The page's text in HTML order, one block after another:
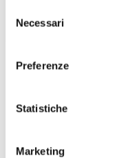
delNecessari
Preferenze
Statistiche
Marketing